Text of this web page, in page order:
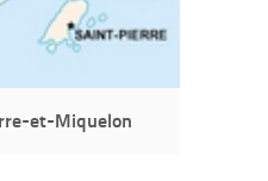
et-Miquelon